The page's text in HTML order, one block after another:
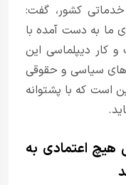
خدماتی کشور، گفت:
ما به دست آمده با
کار دیپلماسی این
سیاسی و حقوقی
است که با پشتوانه
هیچ اعتمادی به